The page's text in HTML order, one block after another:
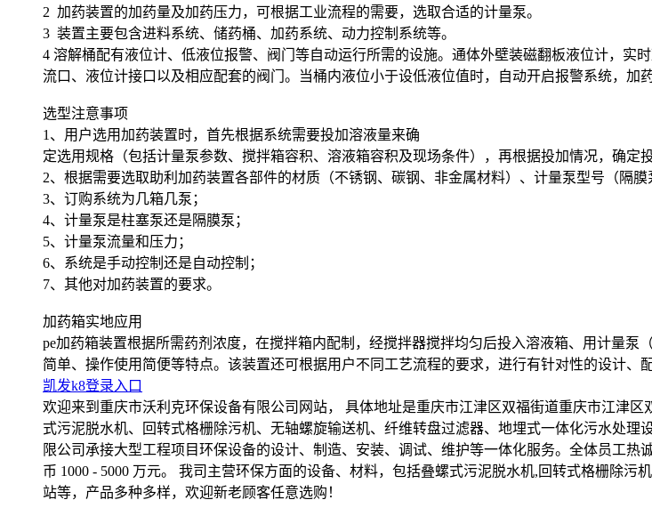
2 加药装置的加药量及加药压力，可根据工业流程的需要，选取合适的计量泵。
3 装置主要包含进料系统、储药桶、加药系统、动力控制系统
4 溶解桶配有液位计、低液位报警、阀门等自动运行所需的设施。通体外壁装磁翻板液位计，
流口、液位计接口以及相应配套的阀门。当桶内液位小于设低液位值时，自动开启报警系统，加药
选型注意事项
1、用户选用加药装置时，首先根据系统需要投加溶液量来确
定选用规格（包括计量泵参数、搅拌箱容积、溶液箱容积及现场条件），再根据投加情况，确定
2、根据需要选取助利加药装置各部件的材质（不锈钢、碳钢、非金属材料）、计量泵型号（隔
3、订购系统为几箱几泵；
4、计量泵是柱塞泵还是隔膜泵；
5、计量泵流量和压力；
6、系统是手动控制还是自动控制；
7、其他对加药装置的要求。
加药箱实地应用
pe加药箱装置根据所需药剂浓度，在搅拌箱内配制，经搅拌器搅拌均匀后投入溶液箱、用计量
简单、操作使用简便等特点。该装置还可根据用户不同工艺流程的要求，进行有针对性的设计、
凯发k8登录入口
欢迎来到重庆市沃利克环保设备有限公司网站， 具体地址是重庆市江津区双福街道重庆市江津
式污泥脱水机、回转式格栅除污机、无轴螺旋输送机、纤维转盘过滤器、地埋式一体化污水处
限公司承接大型工程项目环保设备的设计、制造、安装、调试、维护等一体化服务。全体员工
币 1000 - 5000 万元。 我司主营环保方面的设备、材料，包括叠螺式污泥脱水机,回转式格栅除
站等，产品多种多样，欢迎新老顾客任意选购！